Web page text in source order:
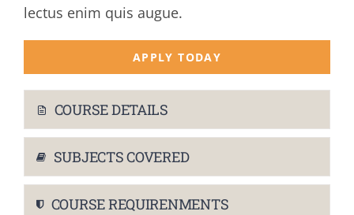
lectus enim quis augue.
APPLY TODAY
COURSE DETAILS
SUBJECTS COVERED
COURSE REQUIRENMENTS